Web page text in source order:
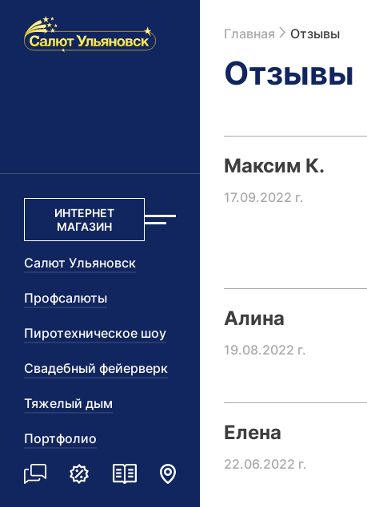
ИНТЕРНЕТ
МАГАЗИН
Салют Ульяновск
Профсалюты
Пиротехническое шоу
Свадебный фейерверк
Тяжелый дым
Портфолио
Главная Отзывы
Отзывы
Максим К.
17.09.2022 г.
Алина
19.08.2022 г.
Елена
22.06.2022 г.